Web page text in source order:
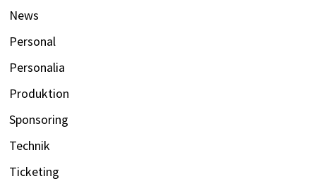
News
Personal
Personalia
Produktion
Sponsoring
Technik
Ticketing